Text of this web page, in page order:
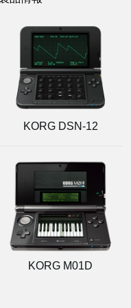
KORG DSN-12
KORG M01D